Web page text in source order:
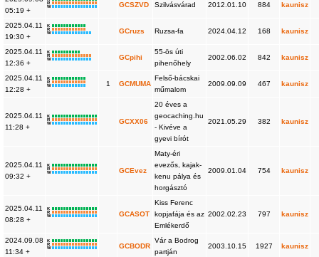
05:19 +
R
W
GCSZVD Szilvásvárad 2012.01.10 884 kaunisz
2025.04.11
19:30 +
K
R
W
GCruzs Ruzsa-fa 2024.04.12 168 kaunisz
2025.04.11
12:36 +
K
R
W
GCpihi
55-ös úti
pihenőhely
2002.06.02 842 kaunisz
2025.04.11
12:28 +
K
R
W
1 GCMUMA
Felső-bácskai
műmalom
2009.09.09 467 kaunisz
2025.04.11
11:28 +
K
R
W
GCXX06
20 éves a
geocaching.hu
- Kivéve a
gyevi bírót
2021.05.29 382 kaunisz
2025.04.11
09:32 +
K
R
W
GCEvez
Maty-éri
evezős, kajak-
kenu pálya és
horgásztó
2009.01.04 754 kaunisz
2025.04.11
08:28 +
K
R
W
GCASOT
Kiss Ferenc
kopjafája és az
Emlékerdő
2002.02.23 797 kaunisz
2024.09.08
11:34 +
K
R
W
GCBODR
Vár a Bodrog
partján
2003.10.15 1927 kaunisz